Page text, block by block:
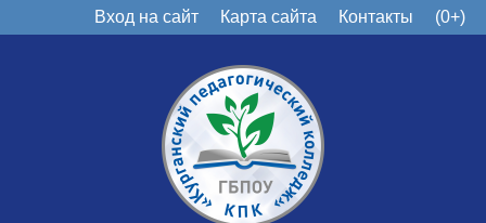
Вход на сайт Карта сайта Контакты (0+)